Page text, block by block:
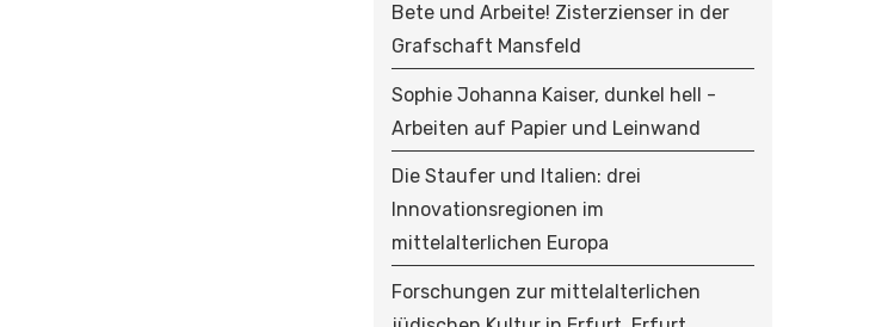
Bete und Arbeite! Zisterzienser in der
Grafschaft Mansfeld
Sophie Johanna Kaiser, dunkel hell -
Arbeiten auf Papier und Leinwand
Die Staufer und Italien: drei
Innovationsregionen im
mittelalterlichen Europa
Forschungen zur mittelalterlichen